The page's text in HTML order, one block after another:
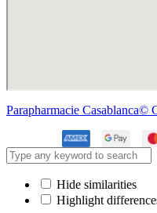
Parapharmacie Casablanca©
Hide similarities
Highlight